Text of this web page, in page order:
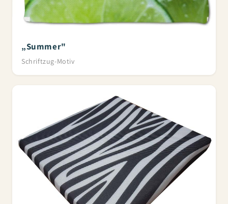
„Summer"
Schriftzug-Motiv